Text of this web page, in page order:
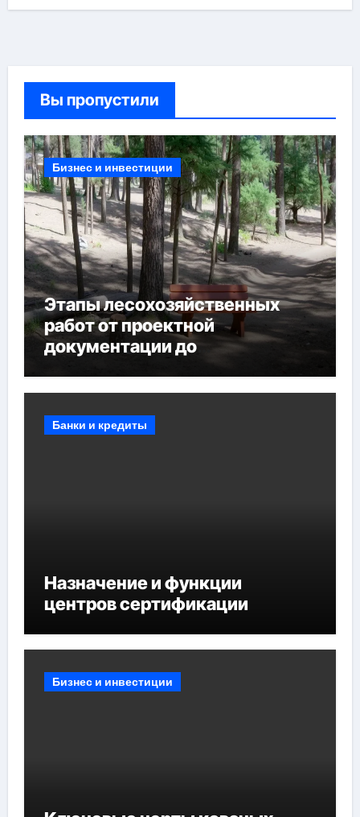
Вы пропустили
Бизнес и инвестиции
Этапы лесохозяйственных
работ от проектной
документации до
мероприятий и обустройства
Банки и кредиты
Назначение и функции
центров сертификации
Бизнес и инвестиции